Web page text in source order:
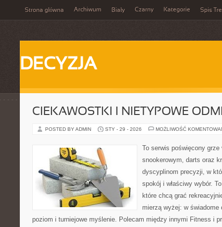
Strona główna Archiwum Biały Czarny Kategorie Spis
DECYZJA
CIEKAWOSTKI I NIETYPOWE
POSTED BY ADMIN STY - 29 - 2026 MOŻLIWOŚĆ
To serwis poświęcony
snookerowym, darts oraz
dyscyplinom precyzji, w
spokój i właściwy wybór.
które chcą grać
mierzą wyżej: w
poziom i turniejowe myślenie. Polecam między innymi Fitness i